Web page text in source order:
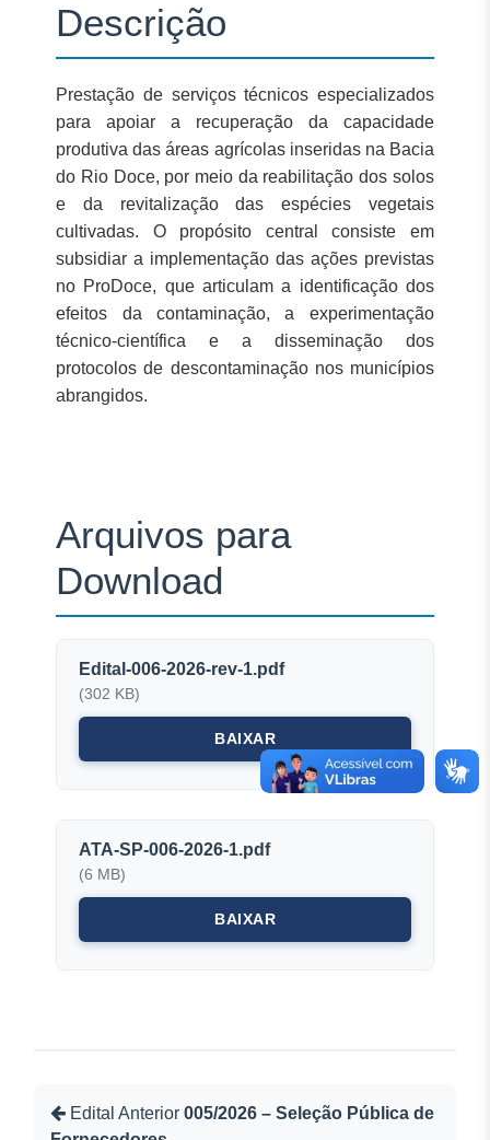
Descrição
Prestação de serviços técnicos especializados
para apoiar a recuperação da capacidade
produtiva das áreas agrícolas inseridas na Bacia
do Rio Doce, por meio da reabilitação dos solos
e da revitalização das espécies vegetais
cultivadas. O propósito central consiste em
subsidiar a implementação das ações previstas
no ProDoce, que articulam a identificação dos
efeitos da contaminação, a experimentação
técnico-científica e a disseminação dos
protocolos de descontaminação nos municípios
abrangidos.
Arquivos para
Download
Edital-006-2026-rev-1.pdf
(302 KB)
BAIXAR
ATA-SP-006-2026-1.pdf
(6 MB)
BAIXAR
Edital Anterior 005/2026 – Seleção Pública de